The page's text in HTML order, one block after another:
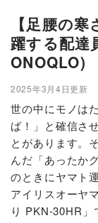
【足腰の
躍する配達
ONOQLO)
2025年3月4日更新
世の中にモノは
ば！」と確信さ
とがあります。
んだ「あったか
のときにヤマト
アイリスオーヤ
り PKN-30HR」